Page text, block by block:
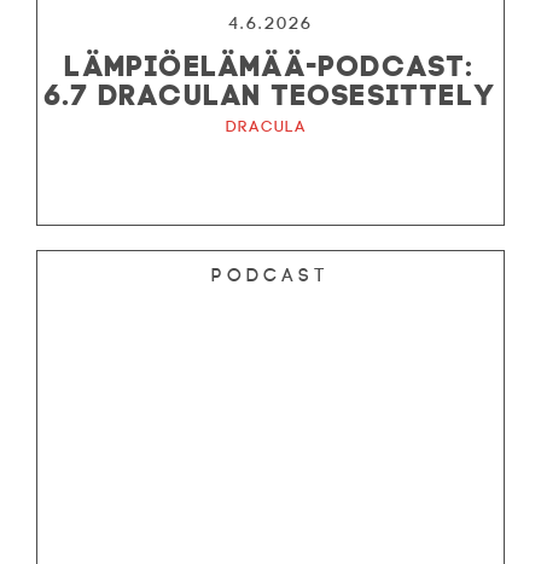
4.6.2026
LÄMPIÖELÄMÄÄ-PODCAST:
6.7 DRACULAN TEOSESITTELY
Dracula
Podcast